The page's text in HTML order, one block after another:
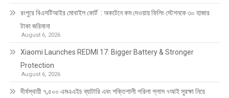
রংপুরে বিএসটিআইর মোবাইল কোর্ট : অকটেনে কম দেওয়ায় ফিলিং স্টেশনকে ৩০ হাজার
টাকা জরিমানা
August 6, 2026
Xiaomi Launches REDMI 17: Bigger Battery & Stronger
Protection
August 6, 2026
দীর্ঘস্থায়ী ৭,৫০০ এমএএইচ ব্যাটারি এবং শক্তিশালী গরিলা গ্লাস ৭আই সুরক্ষা নিয়ে